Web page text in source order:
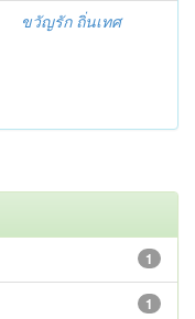
ขวัญรัก ถิ่นเทศ
1
1